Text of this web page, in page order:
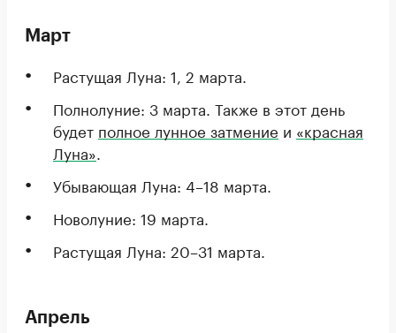
Март
Растущая Луна: 1, 2 марта.
Полнолуние: 3 марта. Также в этот день
будет полное лунное затмение и «красная
Луна»
Убывающая Луна: 4–18 марта.
Новолуние: 19 марта.
Растущая Луна: 20–31 марта.
Апрель